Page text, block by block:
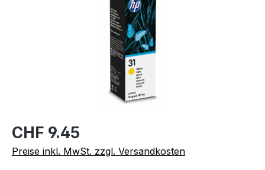
CHF 9.45
Preise inkl. MwSt. zzgl. Versandkosten